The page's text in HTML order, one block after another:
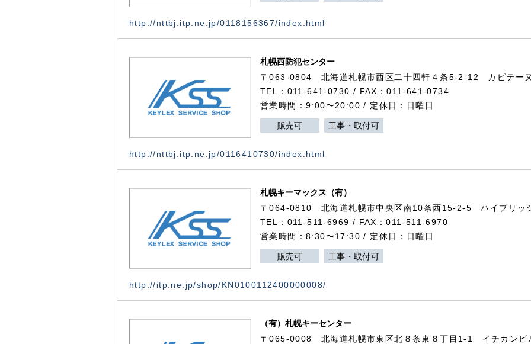
http://nttbj.itp.ne.jp/0118156367/index.html
札幌西防犯センター
〒063-0804 北海道札幌市西区二十四軒４条5-2-12 カピテー
TEL：011-641-0730 / FAX：011-641-0734
営業時間：9:00〜20:00 / 定休日：日曜日
販売可 工事・取付可
http://nttbj.itp.ne.jp/0116410730/index.html
札幌キーマックス（有）
〒064-0810 北海道札幌市中央区南10条西15-2-5 ハイブリッ
TEL：011-511-6969 / FAX：011-511-6970
営業時間：8:30〜17:30 / 定休日：日曜日
販売可 工事・取付可
http://itp.ne.jp/shop/KN0100112400000008/
（有）札幌キーセンター
〒065-0008 北海道札幌市東区北８条東８丁目1-1 イチカンビ